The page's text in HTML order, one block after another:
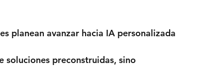
planean avanzar hacia IA personalizada
soluciones preconstruidas, sino